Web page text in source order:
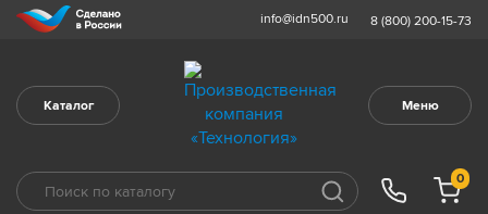
info@idn500.ru 8 (800) 200-15-73
Каталог Меню
0